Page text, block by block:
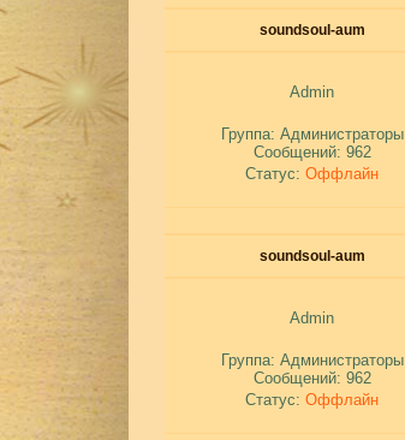
soundsoul-aum
Admin
Группа: Администраторы
Сообщений: 962
Статус: Оффлайн
soundsoul-aum
Admin
Группа: Администраторы
Сообщений: 962
Статус: Оффлайн